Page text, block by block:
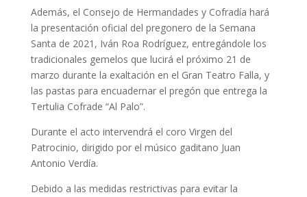
Además, el Consejo de Hermandades y Cofradía hará
la presentación oficial del pregonero de la Semana
Santa de 2021, Iván Roa Rodríguez, entregándole los
tradicionales gemelos que lucirá el próximo 21 de
marzo durante la exaltación en el Gran Teatro Falla, y
las pastas para encuadernar el pregón que entrega la
Tertulia Cofrade “Al Palo”.
Durante el acto intervendrá el coro Virgen del
Patrocinio, dirigido por el músico gaditano Juan
Antonio Verdía.
Debido a las medidas restrictivas para evitar la